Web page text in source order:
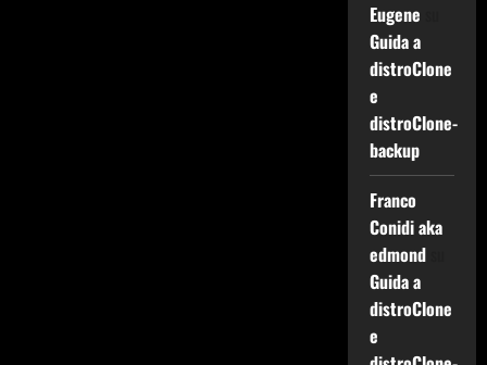
Eugene
Guida a
distroClone
e
distroClone-
backup
Franco
Conidi aka
edmondsu
Guida a
distroClone
e